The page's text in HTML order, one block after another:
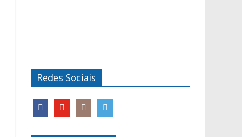
Redes Sociais